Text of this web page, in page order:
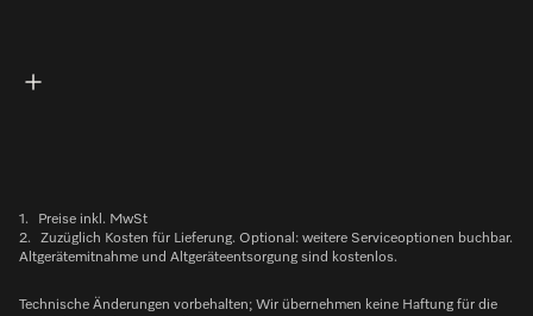
1.
Preise inkl. MwSt
2.
Zuzüglich Kosten für Lieferung. Optional: weitere Serviceoptionen buchbar.
Altgerätemitnahme und Altgeräteentsorgung sind kostenlos.
Technische Änderungen vorbehalten; Wir übernehmen keine Haftung für die